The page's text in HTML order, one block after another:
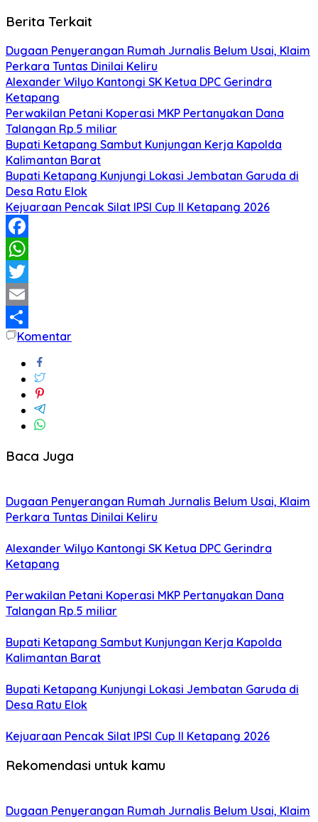
Berita Terkait
Dugaan Penyerangan Rumah Jurnalis Belum Usai, Klaim
Perkara Tuntas Dinilai Keliru
Alexander Wilyo Kantongi SK Ketua DPC Gerindra
Ketapang
Perwakilan Petani Koperasi MKP Pertanyakan Dana
Talangan Rp.5 miliar
Bupati Ketapang Sambut Kunjungan Kerja Kapolda
Kalimantan Barat
Bupati Ketapang Kunjungi Lokasi Jembatan Garuda di
Desa Ratu Elok
Kejuaraan Pencak Silat IPSI Cup II Ketapang 2026
Facebook
WhatsApp
Twitter
Email
Share
Komentar
Baca Juga
Dugaan Penyerangan Rumah Jurnalis Belum Usai, Klaim
Perkara Tuntas Dinilai Keliru
Alexander Wilyo Kantongi SK Ketua DPC Gerindra
Ketapang
Perwakilan Petani Koperasi MKP Pertanyakan Dana
Talangan Rp.5 miliar
Bupati Ketapang Sambut Kunjungan Kerja Kapolda
Kalimantan Barat
Bupati Ketapang Kunjungi Lokasi Jembatan Garuda di
Desa Ratu Elok
Kejuaraan Pencak Silat IPSI Cup II Ketapang 2026
Rekomendasi untuk kamu
Dugaan Penyerangan Rumah Jurnalis Belum Usai, Klaim